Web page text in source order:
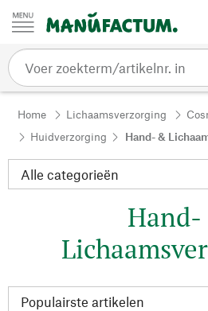
Passer au contenu
Home Lichaamsverzorging
Huidverzorging
Hand- &